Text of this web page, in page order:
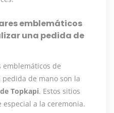
emblemáticos
una pedida de
emblemáticos de
de mano son la
Topkapi. Estos sitios
a la ceremonia.